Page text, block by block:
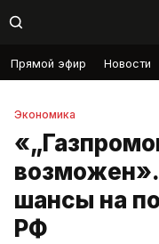
Прямой эфир Новости
Экономика
шансы на
РФ